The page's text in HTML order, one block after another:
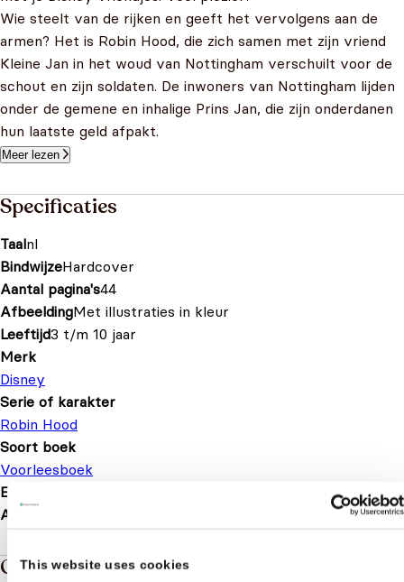
This website uses cookies
Wie steelt van de rijken en geeft het vervolgens aan de
armen? Het is Robin Hood, die zich samen met zijn vriend
Kleine Jan in het woud van Nottingham verschuilt voor de
schout en zijn soldaten. De inwoners van Nottingham lijden
onder de gemene en inhalige Prins Jan, die zijn onderdanen
hun laatste geld afpakt.
Meer lezen
Specificaties
Taalnl
BindwijzeHardcover
Aantal pagina's44
AfbeeldingMet illustraties in kleur
Leeftijd3 t/m 10 jaar
Merk
Disney
Serie of karakter
Robin Hood
Soort boek
Voorleesboek
EAN
Afmetingen
Over de boeken van Robin Hood